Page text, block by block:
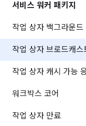
서비스 워커 패키지
작업 상자 백그라운드
작업 상자 브로드캐스
작업 상자 캐시 가능
워크박스 코어
작업 상자 만료